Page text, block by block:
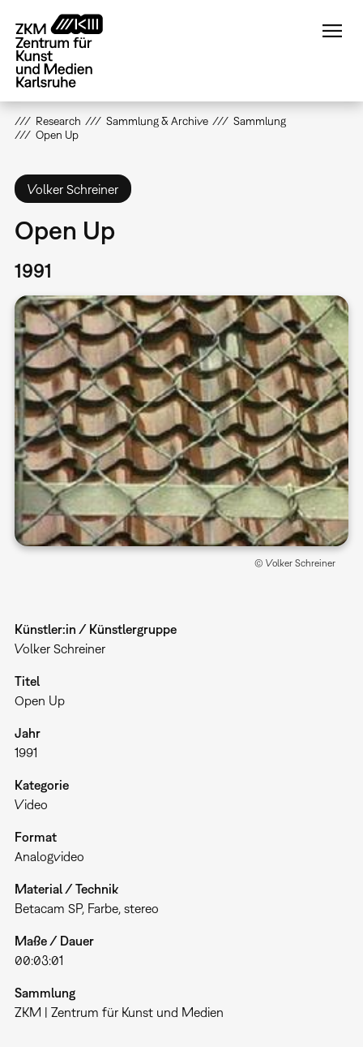
zum
Inhalt
Research Sammlung & Archive
Sammlung
Open Up
Volker Schreiner
Open Up
1991
© Volker Schreiner
Künstler:in / Künstlergruppe
Volker Schreiner
Titel
Open Up
Jahr
1991
Kategorie
Video
Format
Analogvideo
Material / Technik
Betacam SP, Farbe, stereo
Maße / Dauer
00:03:01
Sammlung
ZKM | Zentrum für Kunst und Medien